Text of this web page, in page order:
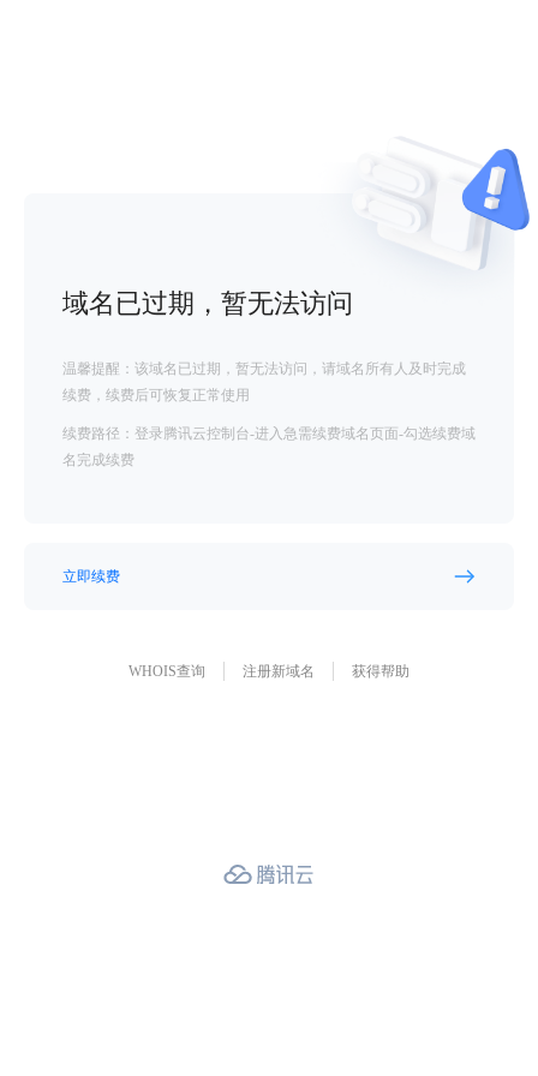
域名已过期，暂无法访问
温馨提醒：该域名已过期，暂无法访问，请域名所有人及时完成
续费，续费后可恢复正常使用
续费路径：登录腾讯云控制台-进入急需续费域名页面-勾选续费域
名完成续费
立即续费
WHOIS查询 注册新域名 获得帮助